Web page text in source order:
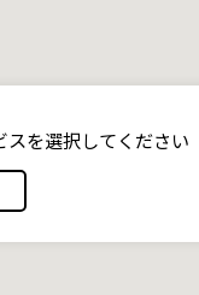
を選択してください